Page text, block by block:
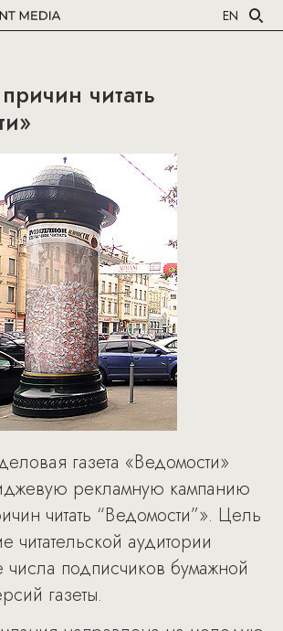
EN
читать
газета «Ведомости»
рекламную кампанию
читать “Ведомости”». Цель
аудитории
числа подписчиков бумажной
газеты.